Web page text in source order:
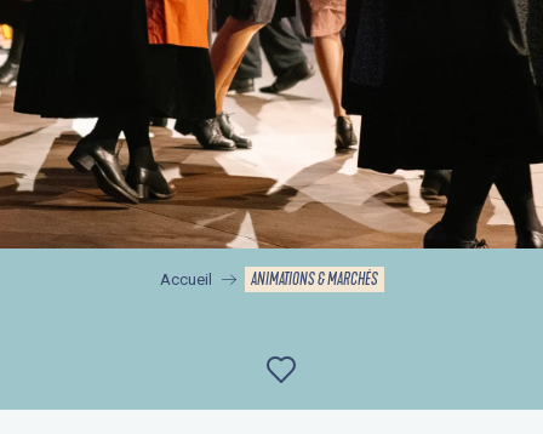
Accueil ANIMATIONS & MARCHÉS
Ajouter aux